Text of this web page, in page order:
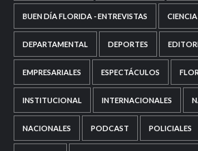
BUEN DÍA FLORIDA - ENTREVISTAS CIENCIA
DEPARTAMENTAL DEPORTES
EMPRESARIALES ESPECTÁCULOS
INSTITUCIONAL INTERNACIONALES
NACIONALES PODCAST POLICIALES